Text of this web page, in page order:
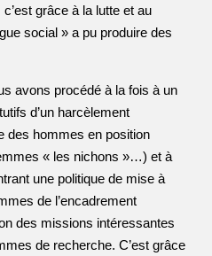
grâce à la lutte et au
social » a pu produire des
avons procédé à la fois à un
d’un harcèlement
des hommes en position
« les nichons »…) et à
une politique de mise à
de l’encadrement
des missions intéressantes
de recherche. C’est grâce